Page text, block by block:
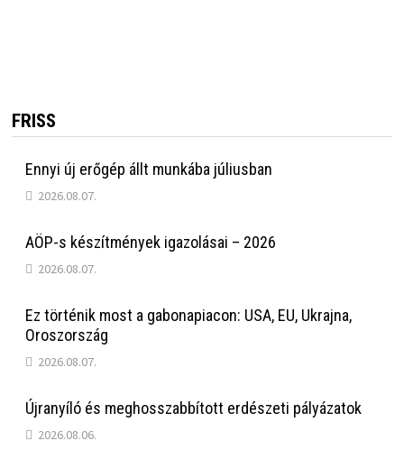
FRISS
Ennyi új erőgép állt munkába júliusban
2026.08.07.
AÖP-s készítmények igazolásai – 2026
2026.08.07.
Ez történik most a gabonapiacon: USA, EU, Ukrajna,
Oroszország
2026.08.07.
Újranyíló és meghosszabbított erdészeti pályázatok
2026.08.06.